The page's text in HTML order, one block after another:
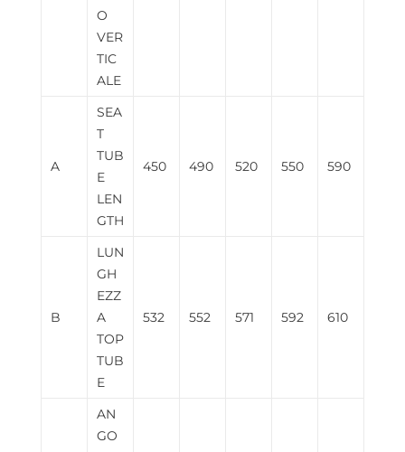
O
VER
TIC
ALE
A
SEA
T
TUB
E
LEN
GTH
450 490 520 550 590
B
LUN
GH
EZZ
A
TOP
TUB
E
532 552 571 592 610
AN
GO